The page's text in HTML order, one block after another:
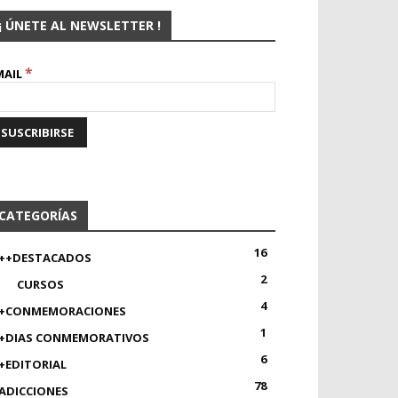
ÚNETE AL NEWSLETTER !
*
16
CURSOS
2
4
CONMEMORATIVOS
1
6
78